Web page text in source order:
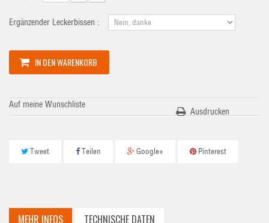
Ergänzender Leckerbissen :
IN DEN WARENKORB
Auf meine Wunschliste
Ausdrucken
Tweet Teilen Google+ Pinterest
MEHR INFOS
TECHNISCHE DATEN